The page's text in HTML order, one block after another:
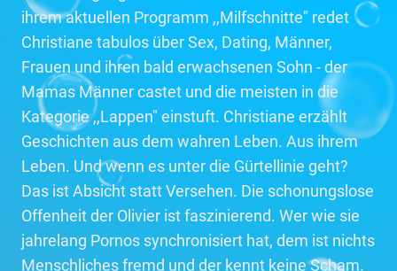
ihrem aktuellen Programm ,,Milfschnitte" redet
Christiane tabulos über Sex, Dating, Männer,
Frauen und ihren bald erwachsenen Sohn - der
Mamas Männer castet und die meisten in die
Kategorie ,,Lappen" einstuft. Christiane erzählt
Geschichten aus dem wahren Leben. Aus ihrem
Leben. Und wenn es unter die Gürtellinie geht?
Das ist Absicht statt Versehen. Die schonungslose
Offenheit der Olivier ist faszinierend. Wer wie sie
jahrelang Pornos synchronisiert hat, dem ist nichts
Menschliches fremd und der kennt keine Scham.